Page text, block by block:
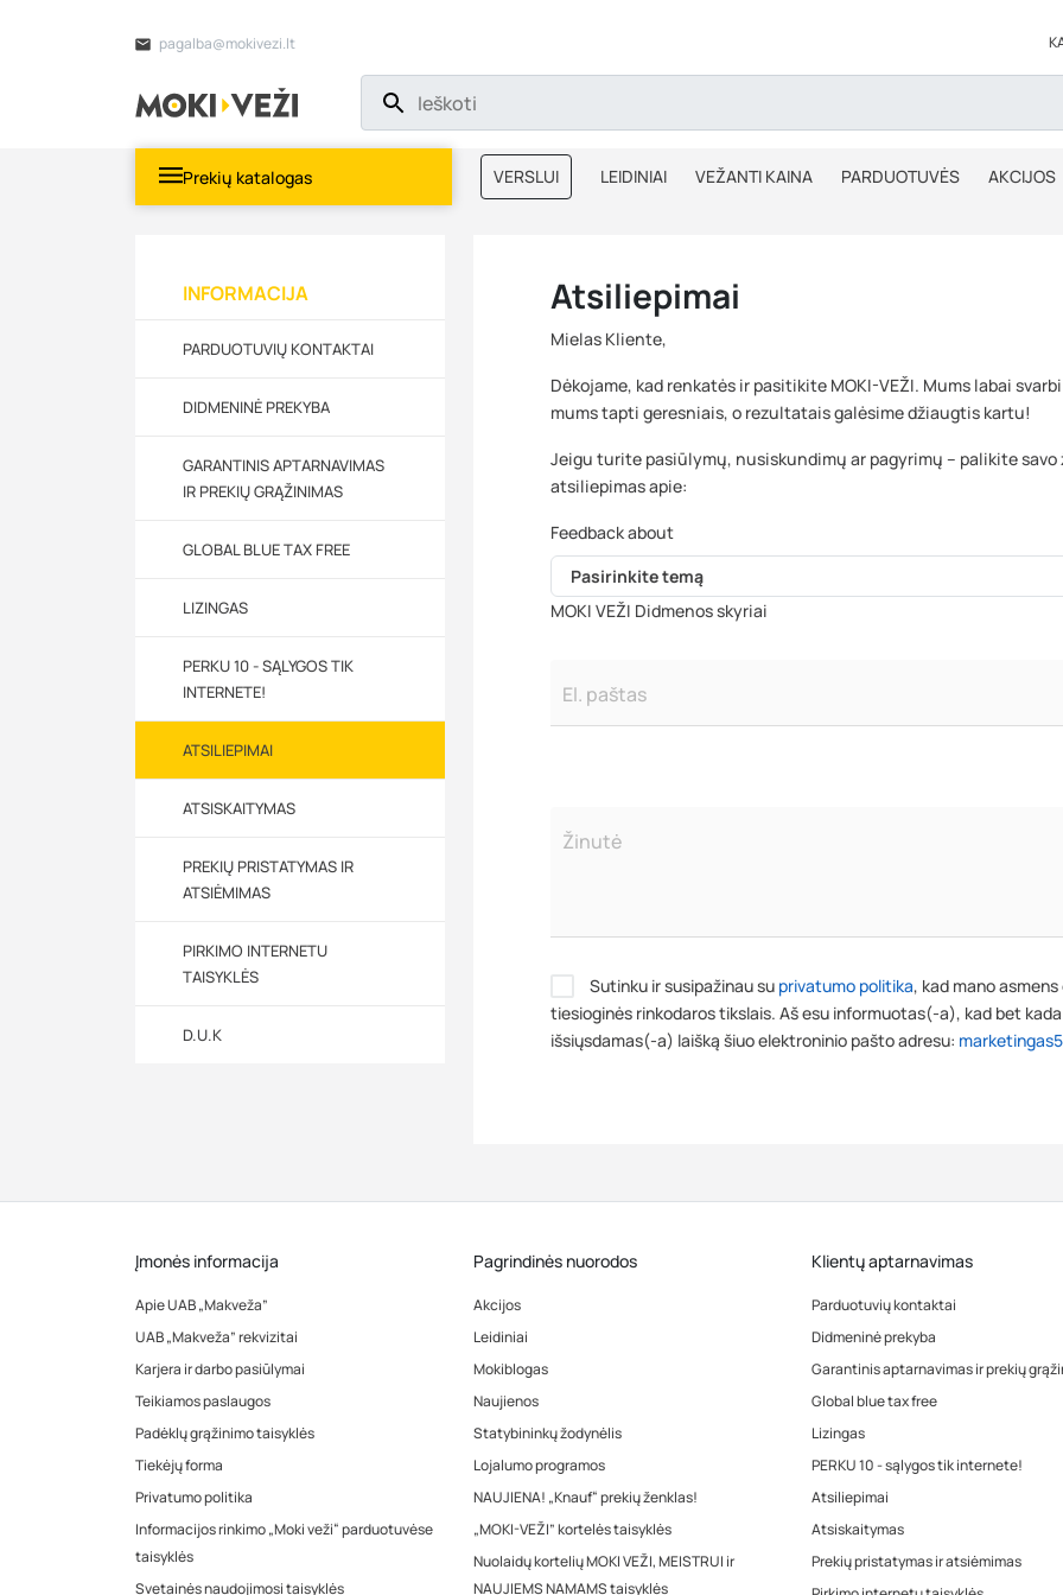
pagalba@mokivezi.lt
Prekių katalogas VERSLUI LEIDINIAI VEŽANTI KAINA PARDUOTUVĖS AKCIJOS
INFORMACIJA
PARDUOTUVIŲ KONTAKTAI
DIDMENINĖ PREKYBA
GARANTINIS APTARNAVIMAS
IR PREKIŲ GRĄŽINIMAS
GLOBAL BLUE TAX FREE
LIZINGAS
PERKU 10 - SĄLYGOS TIK
INTERNETE!
ATSILIEPIMAI
ATSISKAITYMAS
PREKIŲ PRISTATYMAS IR
ATSIĖMIMAS
PIRKIMO INTERNETU
TAISYKLĖS
D.U.K
Atsiliepimai
Mielas Kliente,
Dėkojame, kad renkatės ir pasitikite MOKI-VEŽI. Mums labai
mums tapti geresniais, o rezultatais galėsime džiaugtis kartu!
Jeigu turite pasiūlymų, nusiskundimų ar pagyrimų – palikite
atsiliepimas apie:
Feedback about
MOKI VEŽI Didmenos skyriai
El. paštas
Žinutė
Sutinku ir susipažinau su privatumo politika, kad mano
tiesioginės rinkodaros tikslais. Aš esu informuotas(-a), kad bet
išsiųsdamas(-a) laišką šiuo elektroninio pašto adresu:
Įmonės informacija
Apie UAB „Makveža”
UAB „Makveža” rekvizitai
Karjera ir darbo pasiūlymai
Teikiamos paslaugos
Padėklų grąžinimo taisyklės
Tiekėjų forma
Privatumo politika
Informacijos rinkimo „Moki veži“ parduotuvėse
taisyklės
Svetainės naudojimosi taisyklės
Pagrindinės nuorodos
Akcijos
Leidiniai
Mokiblogas
Naujienos
Statybininkų žodynėlis
Lojalumo programos
NAUJIENA! „Knauf“ prekių ženklas!
„MOKI-VEŽI” kortelės taisyklės
Nuolaidų kortelių MOKI VEŽI, MEISTRUI ir
NAUJIEMS NAMAMS taisyklės
Klientų aptarnavimas
Parduotuvių kontaktai
Didmeninė prekyba
Garantinis aptarnavimas ir prekių
Global blue tax free
Lizingas
PERKU 10 - sąlygos tik internete!
Atsiliepimai
Atsiskaitymas
Prekių pristatymas ir atsiėmimas